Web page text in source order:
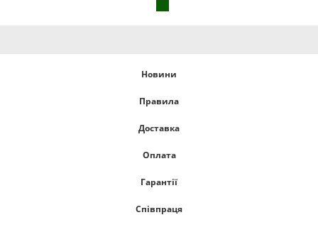
Новини
Правила
Доставка
Оплата
Гарантії
Співпраця